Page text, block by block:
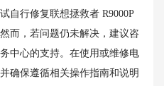
行修复联想拯救者 R9000P
而，若问题仍未解决，建议咨
中心的支持。在使用或维修电
确保遵循相关操作指南和说明